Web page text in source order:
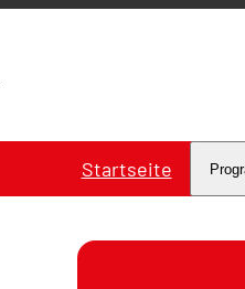
Startseite